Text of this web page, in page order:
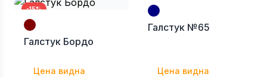
-15%
Галстук Бордо
Цена видна
-15%
Галстук №65
Цена видна